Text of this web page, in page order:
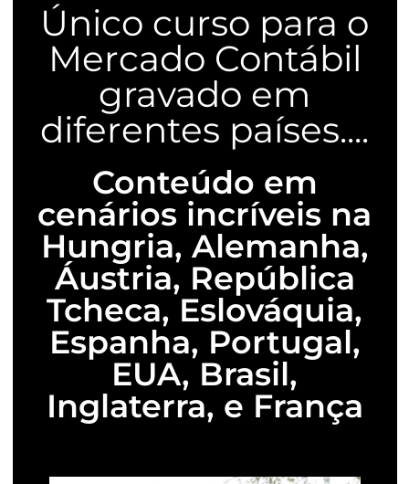
Único curso para o
Mercado Contábil
gravado em
diferentes países....
Conteúdo em
cenários incríveis na
Hungria, Alemanha,
Áustria, República
Tcheca, Eslováquia,
Espanha, Portugal,
EUA, Brasil,
Inglaterra, e França